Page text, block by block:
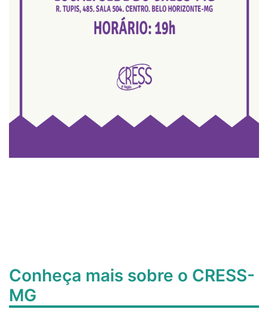
Conheça mais sobre o CRESS-
MG